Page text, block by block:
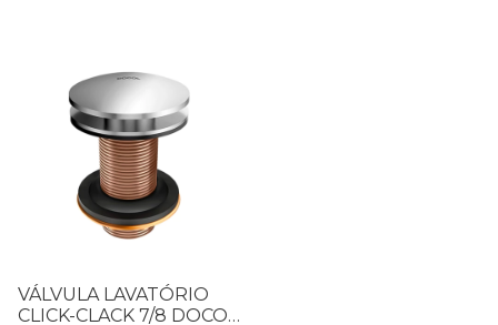
VÁLVULA LAVATÓRIO
CLICK-CLACK 7/8 DOCOL